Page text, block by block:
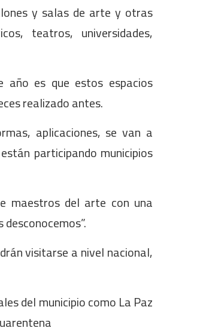
y salas de arte y otras
teatros, universidades,
es que estos espacios
realizado antes.
aplicaciones, se van a
participando municipios
maestros del arte con una
visitarse a nivel nacional,
del municipio como La Paz